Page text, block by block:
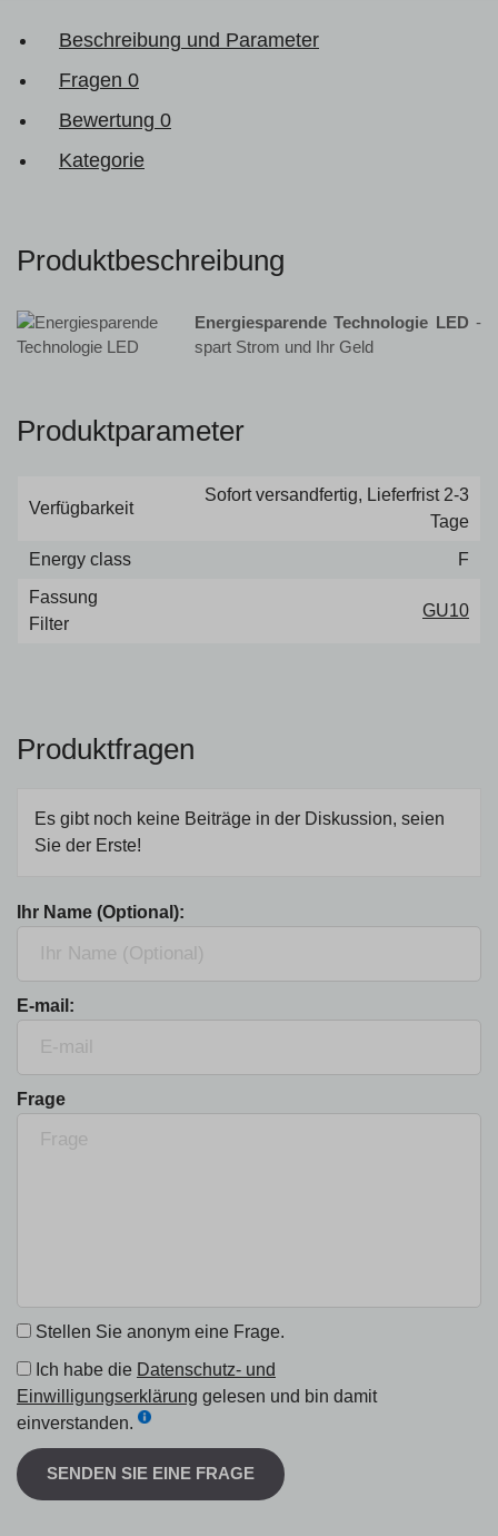
Beschreibung und Parameter
Fragen 0
Bewertung 0
Kategorie
Produktbeschreibung
Energiesparende Technologie LED -
spart Strom und Ihr Geld
Produktparameter
Verfügbarkeit
Sofort versandfertig, Lieferfrist 2-3
Tage
Energy class
F
Fassung
Filter
GU10
Produktfragen
Es gibt noch keine Beiträge in der Diskussion, seien
Sie der Erste!
Ihr Name (Optional):
E-mail:
Frage
Stellen Sie anonym eine Frage.
Ich habe die Datenschutz- und
Einwilligungserklärung gelesen und bin damit
einverstanden.
SENDEN SIE EINE FRAGE